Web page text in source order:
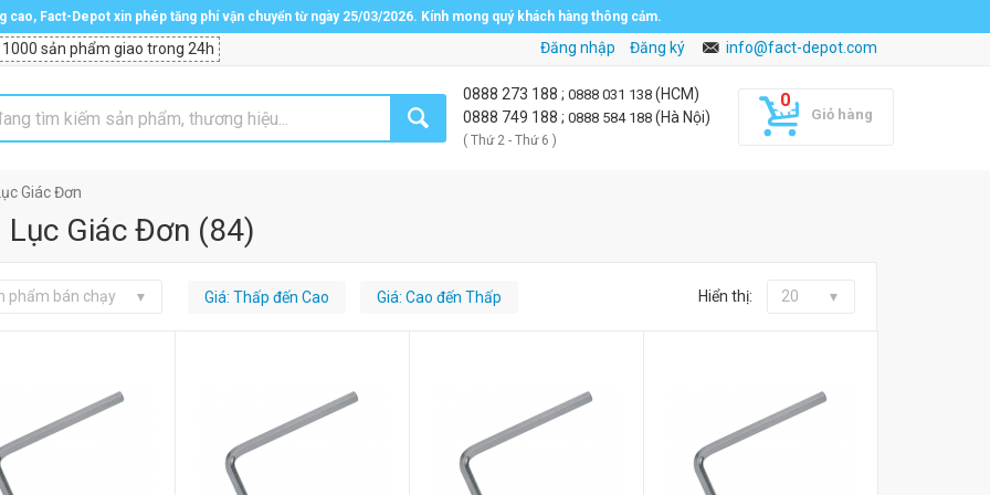
cao, Fact-Depot xin phép tăng phí vận chuyển từ ngày 25/03/2026. Kính mong quý khách hàng thông cảm.
sản phẩm giao trong 24h Đăng nhập Đăng ký info@fact-depot.com
Giỏ hàng
0888 273 188 ; 0888 031 138 (HCM)
0888 749 188 ; 0888 584 188 (Hà Nội)
( Thứ 2 - Thứ 6 )
Giác Đơn
Lục Giác Đơn (84)
Hiển thị: 20
phẩm bán chạy Giá: Thấp đến Cao Giá: Cao đến Thấp